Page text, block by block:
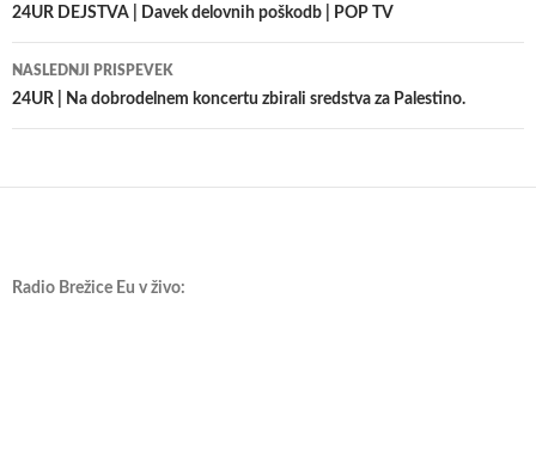
po
prispevkih
24UR DEJSTVA | Davek delovnih poškodb | POP TV
NASLEDNJI PRISPEVEK
24UR | Na dobrodelnem koncertu zbirali sredstva za Palestino.
Radio Brežice Eu v živo: